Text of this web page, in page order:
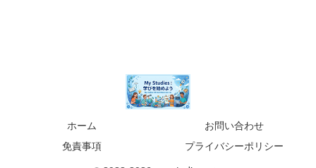
ホーム
お問い合わせ
免責事項
プライバシーポリシー